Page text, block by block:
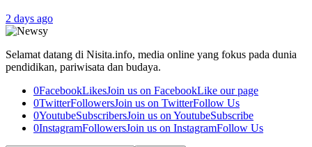
2 days ago
Selamat datang di Nisita.info, media online yang fokus pada dunia
pendidikan, pariwisata dan budaya.
0FacebookLikesJoin us on FacebookLike our page
0TwitterFollowersJoin us on TwitterFollow Us
0YoutubeSubscribersJoin us on YoutubeSubscribe
0InstagramFollowersJoin us on InstagramFollow Us